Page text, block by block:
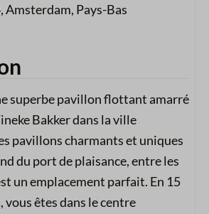
Amsterdam, Pays-Bas
superbe pavillon flottant amarré
Bakker dans la ville
pavillons charmants et uniques
du port de plaisance, entre les
un emplacement parfait. En 15
êtes dans le centre